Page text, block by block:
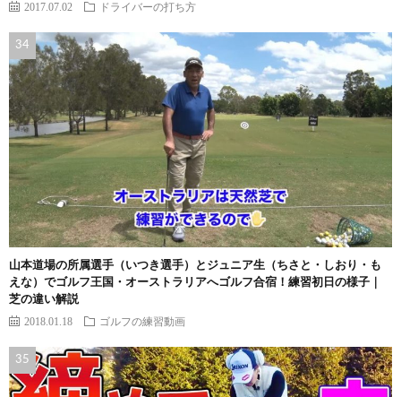
2017.07.02 ドライバーの打ち方
山本道場の所属選手（いつき選手）とジュニア生（ちさと・しおり・も
えな）でゴルフ王国・オーストラリアへゴルフ合宿！練習初日の様子｜
芝の違い解説
2018.01.18 ゴルフの練習動画